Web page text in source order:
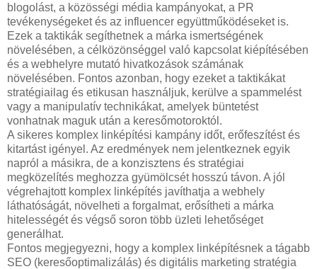
blogolást, a közösségi média kampányokat, a PR
tevékenységeket és az influencer együttműködéseket is.
Ezek a taktikák segíthetnek a márka ismertségének
növelésében, a célközönséggel való kapcsolat kiépítésében
és a webhelyre mutató hivatkozások számának
növelésében. Fontos azonban, hogy ezeket a taktikákat
stratégiailag és etikusan használjuk, kerülve a spammelést
vagy a manipulatív technikákat, amelyek büntetést
vonhatnak maguk után a keresőmotoroktól.
A sikeres komplex linképítési kampány időt, erőfeszítést és
kitartást igényel. Az eredmények nem jelentkeznek egyik
napról a másikra, de a konzisztens és stratégiai
megközelítés meghozza gyümölcsét hosszú távon. A jól
végrehajtott komplex linképítés javíthatja a webhely
láthatóságát, növelheti a forgalmat, erősítheti a márka
hitelességét és végső soron több üzleti lehetőséget
generálhat.
Fontos megjegyezni, hogy a komplex linképítésnek a tágabb
SEO (keresőoptimalizálás) és digitális marketing stratégia